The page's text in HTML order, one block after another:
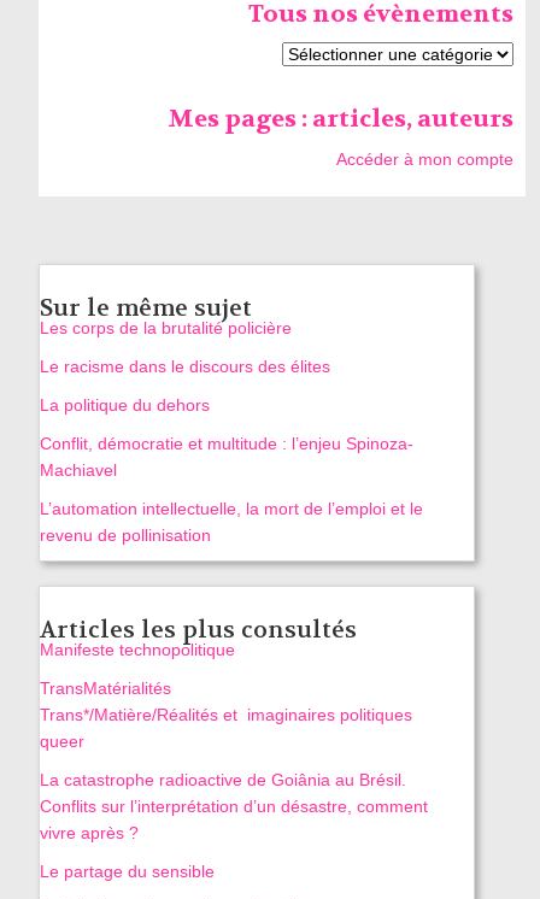
Tous nos évènements
Mes pages : articles, auteurs
Accéder à mon compte
Sur le même sujet
Les corps de la brutalité policière
Le racisme dans le discours des élites
La politique du dehors
Conflit, démocratie et multitude : l’enjeu Spinoza-
Machiavel
L’automation intellectuelle, la mort de l’emploi et le
revenu de pollinisation
Articles les plus consultés
Manifeste technopolitique
TransMatérialités
Trans*/Matière/Réalités et imaginaires politiques
queer
La catastrophe radioactive de Goiânia au Brésil.
Conflits sur l’interprétation d’un désastre, comment
vivre après ?
Le partage du sensible